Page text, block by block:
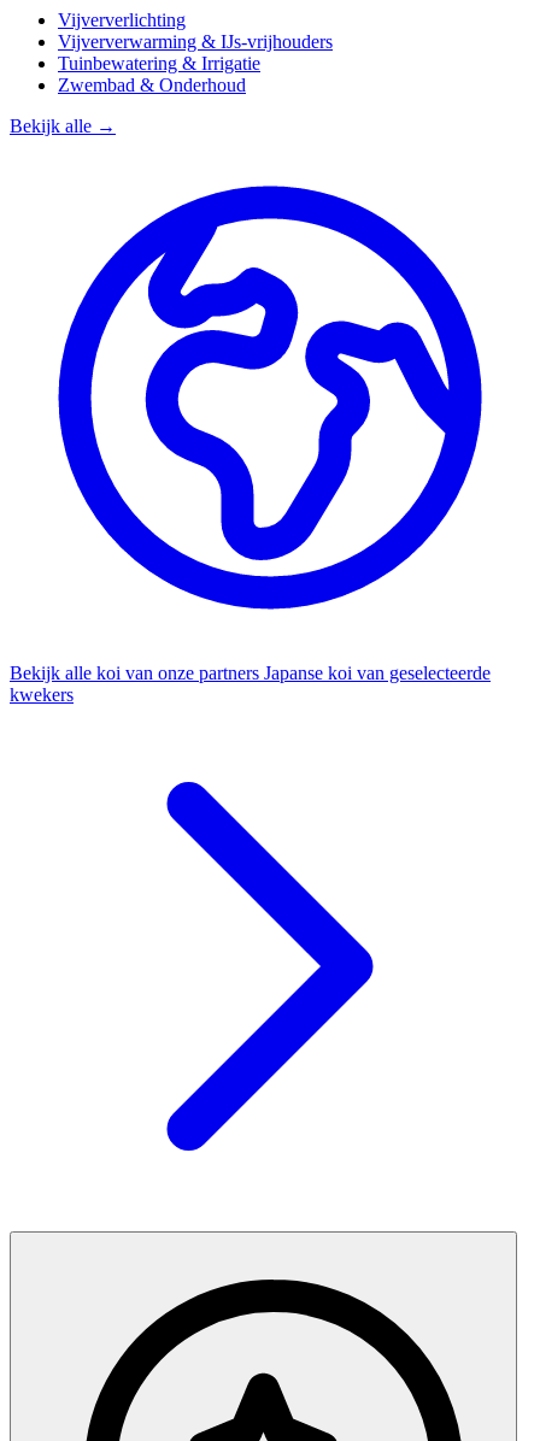
Vijververlichting
Vijververwarming & IJs-vrijhouders
Tuinbewatering & Irrigatie
Zwembad & Onderhoud
Bekijk alle →
Bekijk alle koi van onze partners Japanse koi van geselecteerde
kwekers